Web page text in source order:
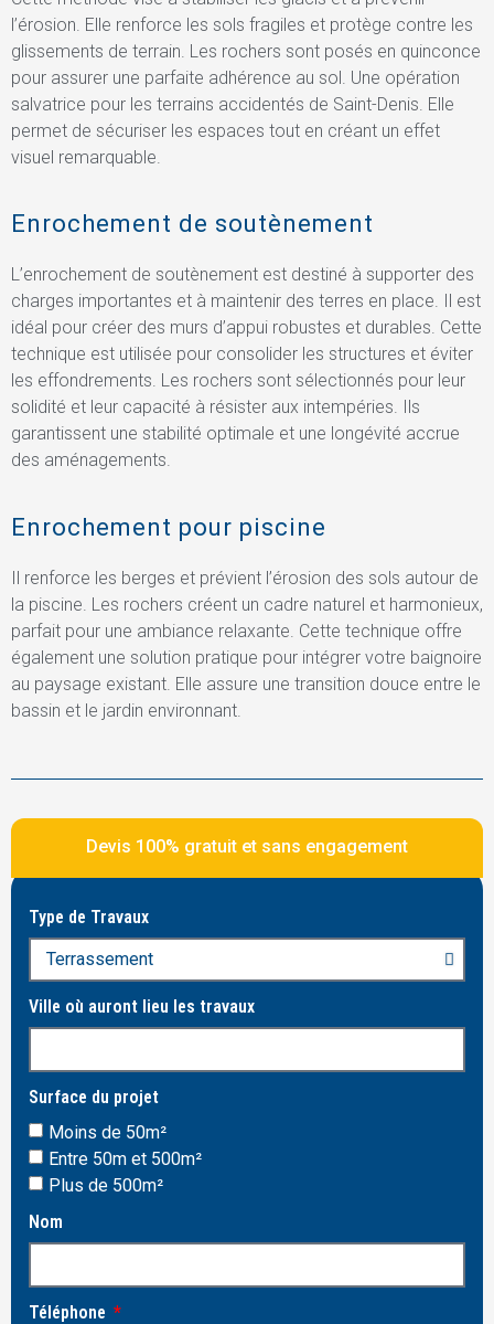
l’érosion. Elle renforce les sols fragiles et protège contre les
glissements de terrain. Les rochers sont posés en quinconce
pour assurer une parfaite adhérence au sol. Une opération
salvatrice pour les terrains accidentés de Saint-Denis. Elle
permet de sécuriser les espaces tout en créant un effet
visuel remarquable.
Enrochement de soutènement
L’enrochement de soutènement est destiné à supporter des
charges importantes et à maintenir des terres en place. Il est
idéal pour créer des murs d’appui robustes et durables. Cette
technique est utilisée pour consolider les structures et éviter
les effondrements. Les rochers sont sélectionnés pour leur
solidité et leur capacité à résister aux intempéries. Ils
garantissent une stabilité optimale et une longévité accrue
des aménagements.
Enrochement pour piscine
Il renforce les berges et prévient l’érosion des sols autour de
la piscine. Les rochers créent un cadre naturel et harmonieux,
parfait pour une ambiance relaxante. Cette technique offre
également une solution pratique pour intégrer votre baignoire
au paysage existant. Elle assure une transition douce entre le
bassin et le jardin environnant.
Devis 100% gratuit et sans engagement
Type de Travaux
Ville où auront lieu les travaux
Surface du projet
Moins de 50m²
Entre 50m et 500m²
Plus de 500m²
Nom
Téléphone